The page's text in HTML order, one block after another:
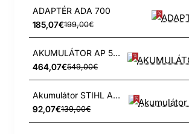
ADAPTÉR ADA 700
185,07€199,00€
AKUMULÁTOR AP 500 S
464,07€549,00€
Akumulátor STIHL AK 10
92,07€139,00€